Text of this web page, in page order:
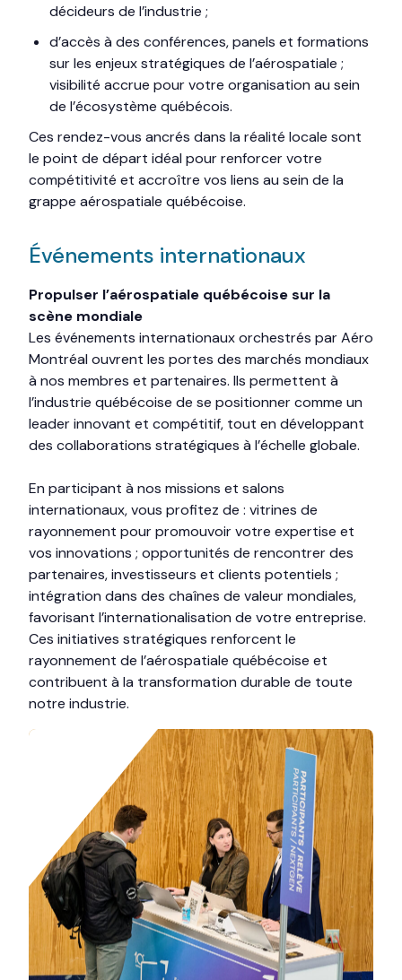
décideurs de l’industrie ;
d’accès à des conférences, panels et formations
sur les enjeux stratégiques de l’aérospatiale ;
visibilité accrue pour votre organisation au sein
de l’écosystème québécois.
Ces rendez-vous ancrés dans la réalité locale sont
le point de départ idéal pour renforcer votre
compétitivité et accroître vos liens au sein de la
grappe aérospatiale québécoise.
Événements internationaux
Propulser l’aérospatiale québécoise sur la
scène mondiale
Les événements internationaux orchestrés par Aéro
Montréal ouvrent les portes des marchés mondiaux
à nos membres et partenaires. Ils permettent à
l’industrie québécoise de se positionner comme un
leader innovant et compétitif, tout en développant
des collaborations stratégiques à l’échelle globale.
En participant à nos missions et salons
internationaux, vous profitez de : vitrines de
rayonnement pour promouvoir votre expertise et
vos innovations ; opportunités de rencontrer des
partenaires, investisseurs et clients potentiels ;
intégration dans des chaînes de valeur mondiales,
favorisant l’internationalisation de votre entreprise.
Ces initiatives stratégiques renforcent le
rayonnement de l’aérospatiale québécoise et
contribuent à la transformation durable de toute
notre industrie.